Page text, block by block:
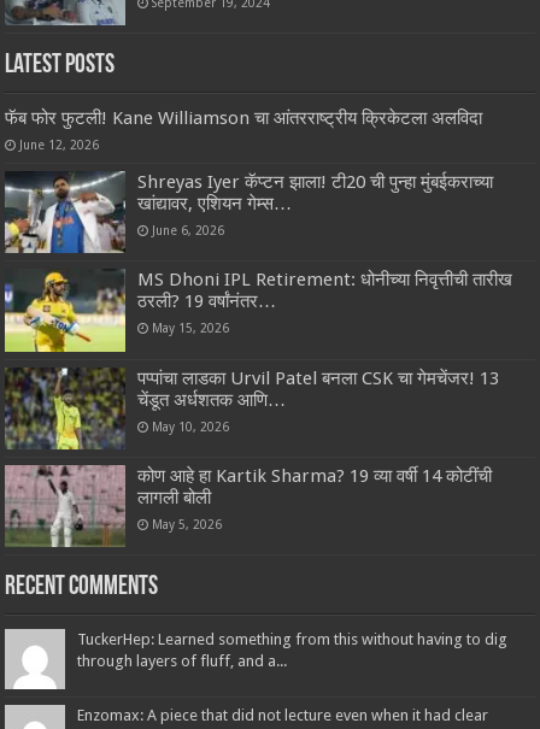
Latest Posts
फॅब फोर फुटली! Kane Williamson चा आंतरराष्ट्रीय क्रिकेटला अलविदा
June 12, 2026
Shreyas Iyer कॅप्टन झाला! टी20 ची पुन्हा मुंबईकराच्या
खांद्यावर, एशियन गेम्स…
June 6, 2026
MS Dhoni IPL Retirement: धोनीच्या निवृत्तीची तारीख
ठरली? 19 वर्षांनंतर…
May 15, 2026
पप्पांचा लाडका Urvil Patel बनला CSK चा गेमचेंजर! 13
चेंडूत अर्धशतक आणि…
May 10, 2026
कोण आहे हा Kartik Sharma? 19 व्या वर्षी 14 कोटींची
लागली बोली
May 5, 2026
Recent Comments
TuckerHep: Learned something from this without having to dig
through layers of fluff, and a...
Enzomax: A piece that did not lecture even when it had clear